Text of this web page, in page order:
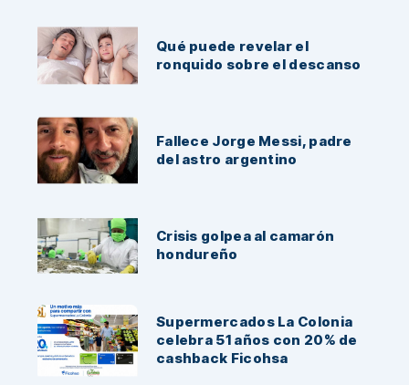
Qué puede revelar el
ronquido sobre el descanso
Fallece Jorge Messi, padre
del astro argentino
Crisis golpea al camarón
hondureño
Supermercados La Colonia
celebra 51 años con 20% de
cashback Ficohsa